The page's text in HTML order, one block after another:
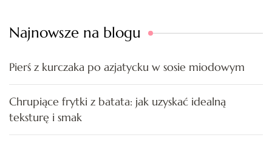
Najnowsze na blogu
Pierś z kurczaka po azjatycku w sosie miodowym
Chrupiące frytki z batata: jak uzyskać idealną
teksturę i smak